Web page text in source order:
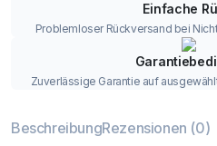
Einfache
Problemloser Rückversand bei
Zuverlässige Garantie auf
BeschreibungRezensionen (0)